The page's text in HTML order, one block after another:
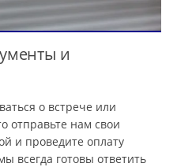
и
о встрече или
отправьте нам свои
и проведите оплату
всегда готовы ответить